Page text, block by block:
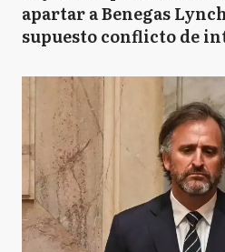
apartar a Benegas
supuesto conflicto de